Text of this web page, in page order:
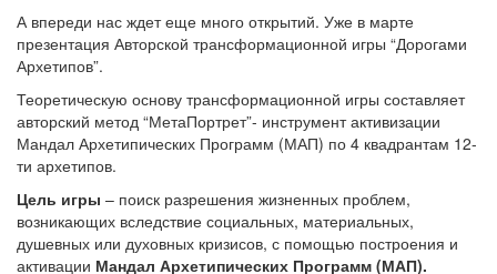
А впереди нас ждет еще много открытий. Уже в марте
презентация Авторской трансформационной игры “Дорогами
Архетипов”.
Теоретическую основу трансформационной игры составляет
авторский метод “МетаПортрет”- инструмент активизации
Мандал Архетипических Программ (МАП) по 4 квадрантам 12-
ти архетипов.
Цель игры – поиск разрешения жизненных проблем,
возникающих вследствие социальных, материальных,
душевных или духовных кризисов, с помощью построения и
активации Мандал Архетипических Программ (МАП).